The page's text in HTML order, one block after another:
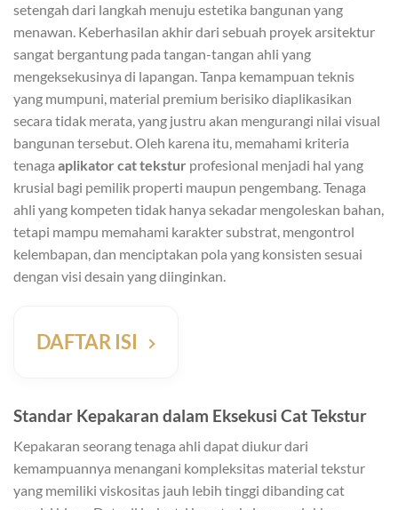
setengah dari langkah menuju estetika bangunan yang
menawan. Keberhasilan akhir dari sebuah proyek arsitektur
sangat bergantung pada tangan-tangan ahli yang
mengeksekusinya di lapangan. Tanpa kemampuan teknis
yang mumpuni, material premium berisiko diaplikasikan
secara tidak merata, yang justru akan mengurangi nilai visual
bangunan tersebut. Oleh karena itu, memahami kriteria
tenaga aplikator cat tekstur profesional menjadi hal yang
krusial bagi pemilik properti maupun pengembang. Tenaga
ahli yang kompeten tidak hanya sekadar mengoleskan bahan,
tetapi mampu memahami karakter substrat, mengontrol
kelembapan, dan menciptakan pola yang konsisten sesuai
dengan visi desain yang diinginkan.
DAFTAR ISI
Standar Kepakaran dalam Eksekusi Cat Tekstur
Kepakaran seorang tenaga ahli dapat diukur dari
kemampuannya menangani kompleksitas material tekstur
yang memiliki viskositas jauh lebih tinggi dibanding cat